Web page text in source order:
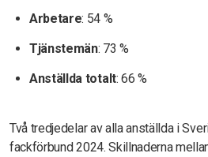
Arbetare: 54 %
Tjänstemän: 73 %
Anställda totalt: 66 %
Två tredjedelar av alla anställda i
fackförbund 2024. Skillnaderna